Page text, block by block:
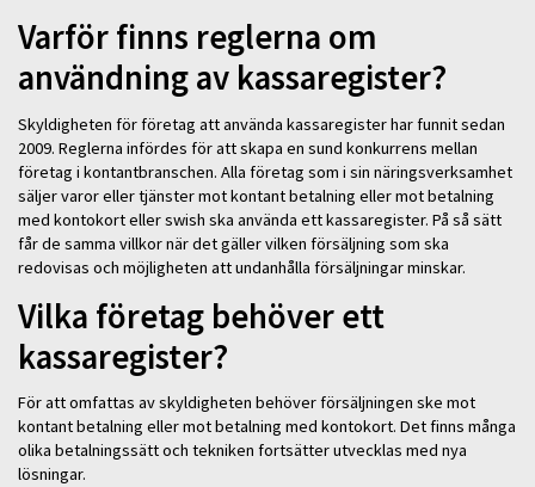
Varför finns reglerna om
användning av kassaregister?
Skyldigheten för företag att använda kassaregister har funnit sedan
2009. Reglerna infördes för att skapa en sund konkurrens mellan
företag i kontantbranschen. Alla företag som i sin näringsverksamhet
säljer varor eller tjänster mot kontant betalning eller mot betalning
med kontokort eller swish ska använda ett kassaregister. På så sätt
får de samma villkor när det gäller vilken försäljning som ska
redovisas och möjligheten att undanhålla försäljningar minskar.
Vilka företag behöver ett
kassaregister?
För att omfattas av skyldigheten behöver försäljningen ske mot
kontant betalning eller mot betalning med kontokort. Det finns många
olika betalningssätt och tekniken fortsätter utvecklas med nya
lösningar.